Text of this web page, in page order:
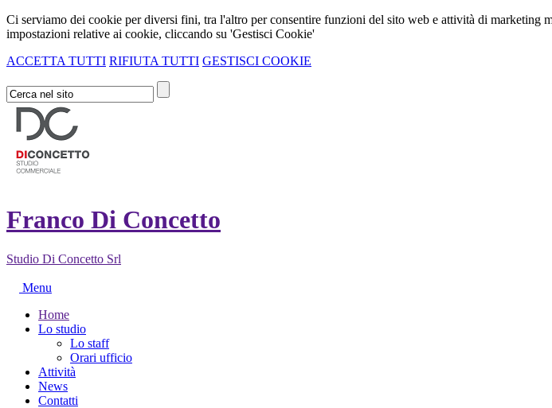
Ci serviamo dei cookie per diversi fini, tra l'altro per consentire funzioni del sito web e attività di marketing
impostazioni relative ai cookie, cliccando su 'Gestisci Cookie'
ACCETTA TUTTI RIFIUTA TUTTI GESTISCI COOKIE
Franco Di Concetto
Studio Di Concetto Srl
Menu
Home
Lo studio
Lo staff
Orari ufficio
Attività
News
Contatti